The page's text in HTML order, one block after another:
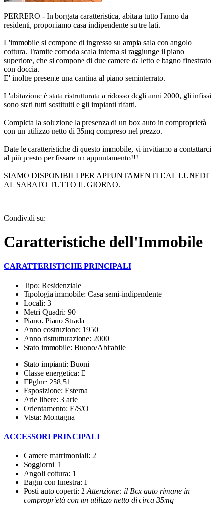
PERRERO - In borgata caratteristica, abitata tutto l'anno da
residenti, proponiamo casa indipendente su tre lati.
L'immobile si compone di ingresso su ampia sala con angolo
cottura. Tramite comoda scala interna si raggiunge il piano
superiore, che si compone di due camere da letto e bagno finestrato
con doccia.
E' inoltre presente una cantina al piano seminterrato.
L'abitazione è stata ristrutturata a ridosso degli anni 2000, gli infissi
sono stati tutti sostituiti e gli impianti rifatti.
Completa la soluzione la presenza di un box auto in comproprietà
con un utilizzo netto di 35mq compreso nel prezzo.
Date le caratteristiche di questo immobile, vi invitiamo a contattarci
al più presto per fissare un appuntamento!!!
SIAMO DISPONIBILI PER APPUNTAMENTI DAL LUNEDI'
AL SABATO TUTTO IL GIORNO.
Condividi su:
Caratteristiche dell'Immobile
CARATTERISTICHE PRINCIPALI
Tipo: Residenziale
Tipologia immobile: Casa semi-indipendente
Locali: 3
Metri Quadri: 90
Piano: Piano Strada
Anno costruzione: 1950
Anno ristrutturazione: 2000
Stato immobile: Buono/Abitabile
Stato impianti: Buoni
Classe energetica: E
EPglnr: 258,51
Esposizione: Esterna
Arie libere: 3 arie
Orientamento: E/S/O
Vista: Montagna
ACCESSORI PRINCIPALI
Camere matrimoniali: 2
Soggiorni: 1
Angoli cottura: 1
Bagni con finestra: 1
Posti auto coperti: 2Attenzione: il Box auto rimane in
comproprietà con un utilizzo netto di circa 35mq